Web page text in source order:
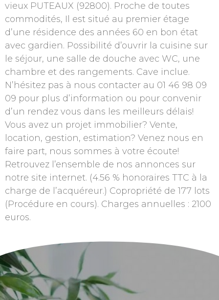
vieux PUTEAUX (92800). Proche de toutes
commodités, Il est situé au premier étage
d’une résidence des années 60 en bon état
avec gardien. Possibilité d’ouvrir la cuisine sur
le séjour, une salle de douche avec WC, une
chambre et des rangements. Cave inclue.
N’hésitez pas à nous contacter au 01 46 98 09
09 pour plus d’information ou pour convenir
d’un rendez vous dans les meilleurs délais!
Vous avez un projet immobilier? Vente,
location, gestion, estimation? Venez nous en
faire part, nous sommes à votre écoute!
Retrouvez l’ensemble de nos annonces sur
notre site internet. (4.56 % honoraires TTC à la
charge de l’acquéreur.) Copropriété de 177 lots
(Procédure en cours). Charges annuelles : 2100
euros.